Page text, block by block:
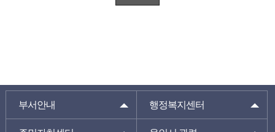
부서안내 행정복지센터